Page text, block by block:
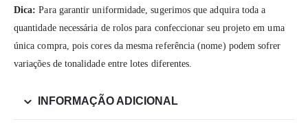
Dica: Para garantir uniformidade, sugerimos que adquira toda a
quantidade necessária de rolos para confeccionar seu projeto em uma
única compra, pois cores da mesma referência (nome) podem sofrer
variações de tonalidade entre lotes diferentes.
INFORMAÇÃO ADICIONAL